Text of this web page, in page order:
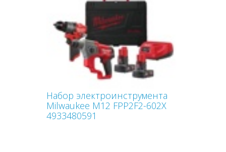
Набор электроинструмента
Milwaukee M12 FPP2F2-602X
4933480591